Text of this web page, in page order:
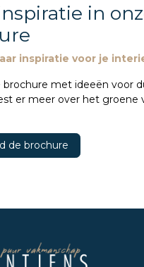
in
inspiratie voor je
brochure met ideeën voor
er meer over het groene
de brochure